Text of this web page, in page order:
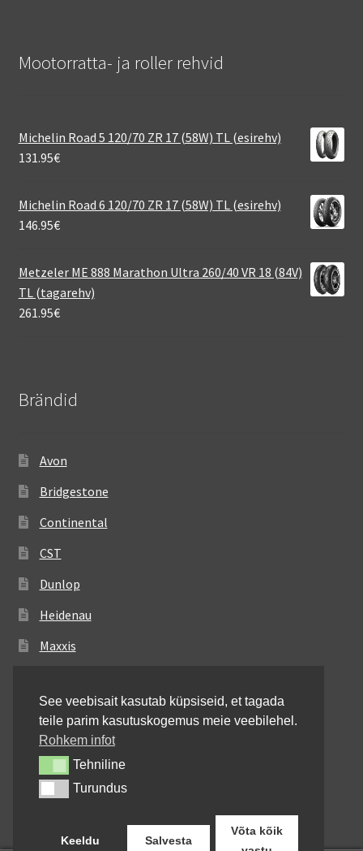
Mootorratta- ja roller rehvid
Michelin Road 5 120/70 ZR 17 (58W) TL (esirehv)
131.95€
Michelin Road 6 120/70 ZR 17 (58W) TL (esirehv)
146.95€
Metzeler ME 888 Marathon Ultra 260/40 VR 18 (84V)
TL (tagarehv)
261.95€
Brändid
Avon
Bridgestone
Continental
CST
Dunlop
Heidenau
Maxxis
Michelin
Mitas
Pirelli
Shinko
See veebisait kasutab küpsiseid, et tagada
teile parim kasutuskogemus meie veebilehel.
Rohkem infot
TehnilineTehniline
TurundusTurundus
Keeldu Salvesta
Võta kõik